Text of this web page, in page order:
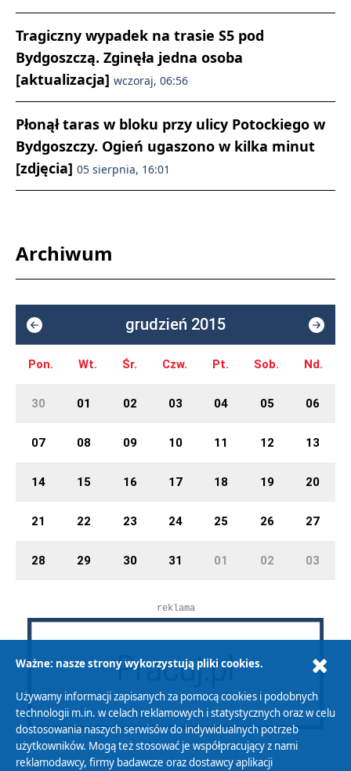
Tragiczny wypadek na trasie S5 pod
Bydgoszczą. Zginęła jedna osoba
[aktualizacja] wczoraj, 06:56
Płonął taras w bloku przy ulicy Potockiego w
Bydgoszczy. Ogień ugaszono w kilka minut
[zdjęcia] 05 sierpnia, 16:01
Archiwum
grudzień 2015
Pon. Wt. Śr. Czw. Pt. Sob. Nd.
30 01 02 03 04 05 06
07 08 09 10 11 12 13
14 15 16 17 18 19 20
21 22 23 24 25 26 27
28 29 30 31 01 02 03
reklama
Ważne: nasze strony wykorzystują pliki cookies.
Używamy informacji zapisanych za pomocą cookies i podobnych
technologii m.in. w celach reklamowych i statystycznych oraz w celu
dostosowania naszych serwisów do indywidualnych potrzeb
użytkowników. Mogą też stosować je współpracujący z nami
reklamodawcy, firmy badawcze oraz dostawcy aplikacji